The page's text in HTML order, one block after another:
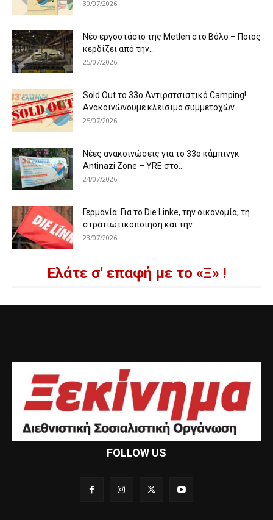
30/07/2026
Νέο εργοστάσιο της Metlen στο Βόλο – Ποιος
κερδίζει από την...
25/07/2026
Sold Out το 33ο Αντιρατσιστικό Camping!
Ανακοινώνουμε κλείσιμο συμμετοχών
25/07/2026
Νέες ανακοινώσεις για το 33ο κάμπινγκ
Antinazi Zone – YRE στο...
24/07/2026
Γερμανία: Για το Die Linke, την οικονομία, τη
στρατιωτικοποίηση και την...
23/07/2026
Ελάτε σ' επαφή με το «Ξ» !
FOLLOW US